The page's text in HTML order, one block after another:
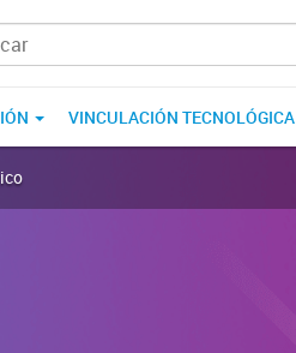
VINCULACIÓN TECNOLÓGICA